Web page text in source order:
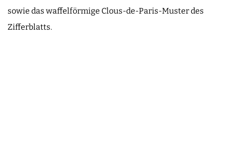
sowie das waffelförmige Clous-de-Paris-Muster des
Zifferblatts.